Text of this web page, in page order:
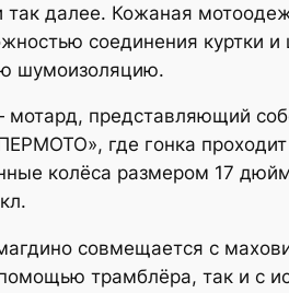
далее. Кожаная
соединения куртки
шумоизоляцию.
представляющий
где гонка
колёса размером 17
совмещается с
трамблёра, так и с